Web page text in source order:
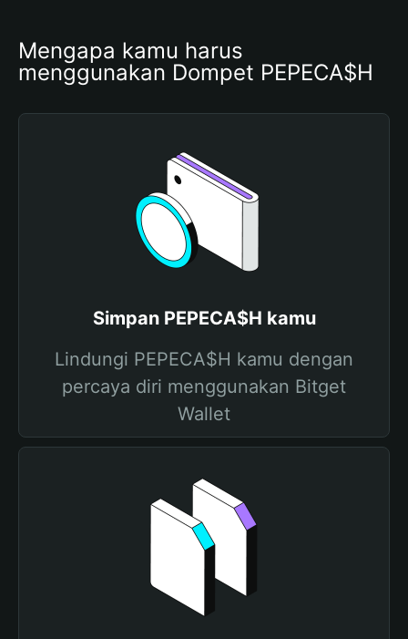
Mengapa kamu harus
menggunakan Dompet PEPECA$H
Simpan PEPECA$H kamu
Lindungi PEPECA$H kamu dengan
percaya diri menggunakan Bitget
Wallet